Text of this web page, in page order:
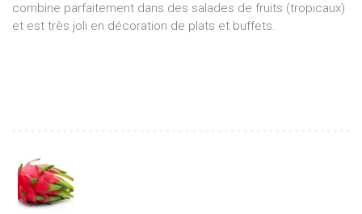
combine parfaitement dans des salades de fruits (tropicaux)
et est très joli en décoration de plats et buffets.